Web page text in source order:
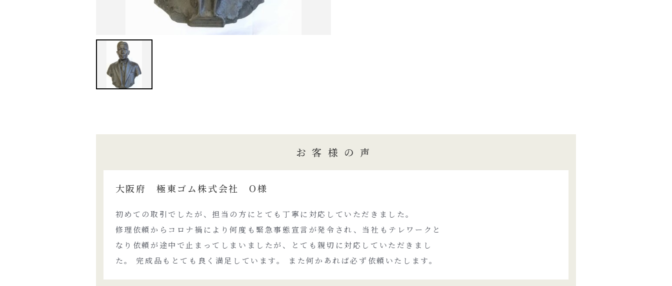
お客様の声
大阪府 極東ゴム株式会社 O様
初めての取引でしたが、担当の方にとても丁寧に対応していただきました。
修理依頼からコロナ禍により何度も緊急事態宣言が発令され、当社もテレワークと
なり依頼が途中で止まってしまいましたが、とても親切に対応していただきまし
た。 完成品もとても良く満足しています。 また何かあれば必ず依頼いたします。